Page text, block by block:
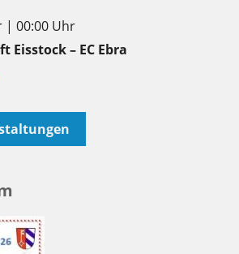
| 00:00 Uhr
Eisstock – EC Ebra